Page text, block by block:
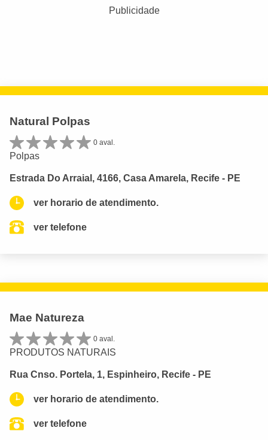
Publicidade
Natural Polpas
0 aval.
Polpas
Estrada Do Arraial, 4166, Casa Amarela, Recife - PE
ver horario de atendimento.
ver telefone
Mae Natureza
0 aval.
PRODUTOS NATURAIS
Rua Cnso. Portela, 1, Espinheiro, Recife - PE
ver horario de atendimento.
ver telefone